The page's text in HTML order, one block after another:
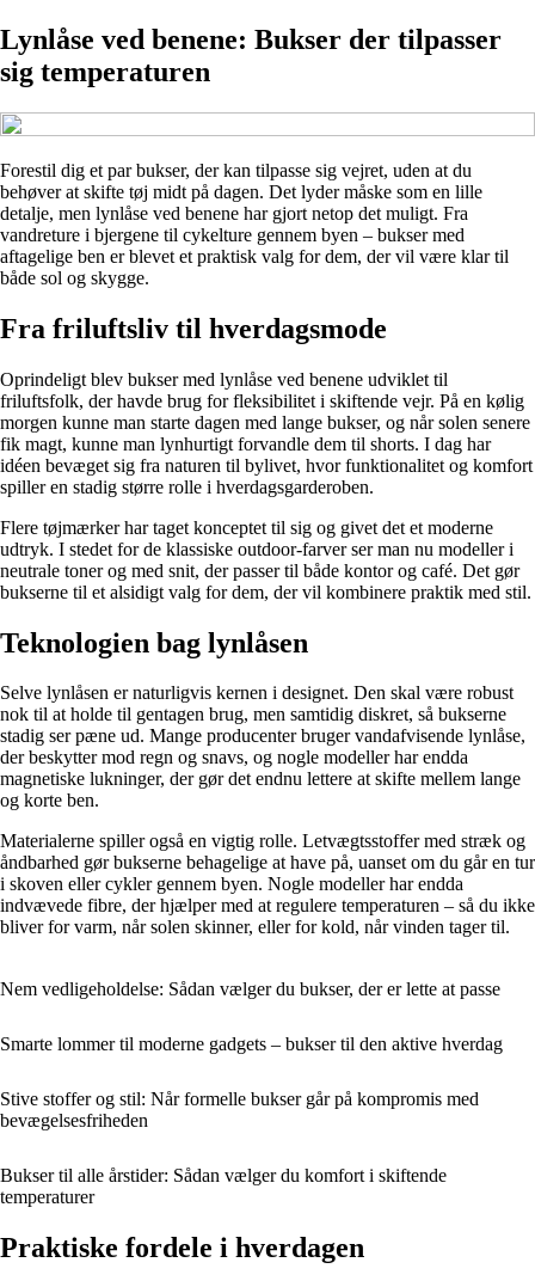
Lynlåse ved benene: Bukser der tilpasser
sig temperaturen
Forestil dig et par bukser, der kan tilpasse sig vejret, uden at du
behøver at skifte tøj midt på dagen. Det lyder måske som en lille
detalje, men lynlåse ved benene har gjort netop det muligt. Fra
vandreture i bjergene til cykelture gennem byen – bukser med
aftagelige ben er blevet et praktisk valg for dem, der vil være klar til
både sol og skygge.
Fra friluftsliv til hverdagsmode
Oprindeligt blev bukser med lynlåse ved benene udviklet til
friluftsfolk, der havde brug for fleksibilitet i skiftende vejr. På en kølig
morgen kunne man starte dagen med lange bukser, og når solen senere
fik magt, kunne man lynhurtigt forvandle dem til shorts. I dag har
idéen bevæget sig fra naturen til bylivet, hvor funktionalitet og komfort
spiller en stadig større rolle i hverdagsgarderoben.
Flere tøjmærker har taget konceptet til sig og givet det et moderne
udtryk. I stedet for de klassiske outdoor-farver ser man nu modeller i
neutrale toner og med snit, der passer til både kontor og café. Det gør
bukserne til et alsidigt valg for dem, der vil kombinere praktik med stil.
Teknologien bag lynlåsen
Selve lynlåsen er naturligvis kernen i designet. Den skal være robust
nok til at holde til gentagen brug, men samtidig diskret, så bukserne
stadig ser pæne ud. Mange producenter bruger vandafvisende lynlåse,
der beskytter mod regn og snavs, og nogle modeller har endda
magnetiske lukninger, der gør det endnu lettere at skifte mellem lange
og korte ben.
Materialerne spiller også en vigtig rolle. Letvægtsstoffer med stræk og
åndbarhed gør bukserne behagelige at have på, uanset om du går en tur
i skoven eller cykler gennem byen. Nogle modeller har endda
indvævede fibre, der hjælper med at regulere temperaturen – så du ikke
bliver for varm, når solen skinner, eller for kold, når vinden tager til.
Nem vedligeholdelse: Sådan vælger du bukser, der er lette at passe
Smarte lommer til moderne gadgets – bukser til den aktive hverdag
Stive stoffer og stil: Når formelle bukser går på kompromis med
bevægelsesfriheden
Bukser til alle årstider: Sådan vælger du komfort i skiftende
temperaturer
Praktiske fordele i hverdagen